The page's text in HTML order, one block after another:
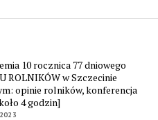
10 rocznica 77 dniowego
ROLNIKÓW w Szczecinie
opinie rolników, konferencja
4 godzin]